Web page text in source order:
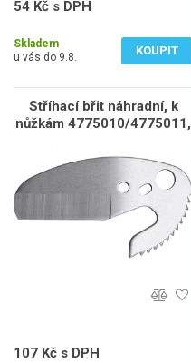
54 Kč s DPH
Skladem
u vás do 9.8.
KOUPIT
Stříhací břit náhradní, k
nůžkám 4775010/4775011,
107 Kč s DPH